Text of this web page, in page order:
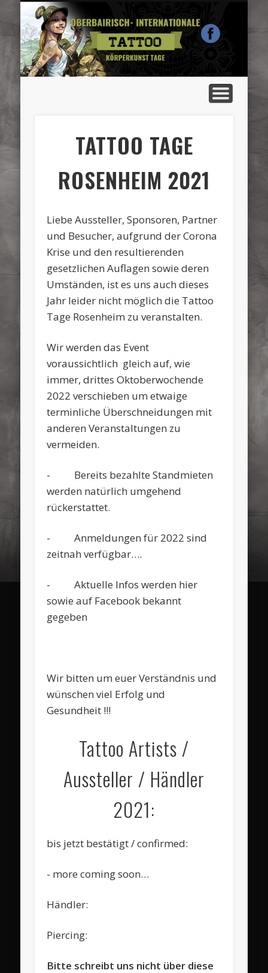
TATTOO TAGE
ROSENHEIM 2021
Liebe Aussteller, Sponsoren, Partner
und Besucher, aufgrund der Corona
Krise und den resultierenden
gesetzlichen Auflagen sowie deren
Umständen, ist es uns auch dieses
Jahr leider nicht möglich die Tattoo
Tage Rosenheim zu veranstalten.
Wir werden das Event
voraussichtlich gleich auf, wie
immer, drittes Oktoberwochende
2022 verschieben um etwaige
terminliche Überschneidungen mit
anderen Veranstaltungen zu
vermeiden.
- Bereits bezahlte Standmieten
werden natürlich umgehend
rückerstattet.
- Anmeldungen für 2022 sind
zeitnah verfügbar….
- Aktuelle Infos werden hier
sowie auf Facebook bekannt
gegeben
Wir bitten um euer Verständnis und
wünschen viel Erfolg und
Gesundheit !!!
Tattoo Artists /
Aussteller / Händler
2021:
bis jetzt bestätigt / confirmed:
- more coming soon…
Händler:
Piercing:
Bitte schreibt uns nicht über diese